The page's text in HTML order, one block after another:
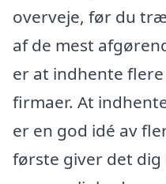
overveje, før du
af de mest
er at indhente
firmaer. At
er en god idé av
første giver det